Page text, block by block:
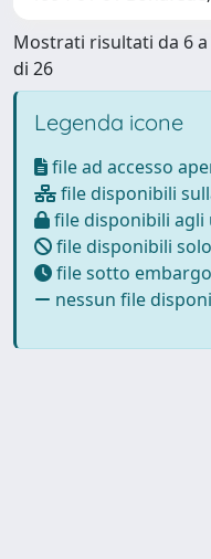
Mostrati risultati da 6 a
di 26
Legenda icone
file ad accesso
file disponibili
file disponibili
file disponibili
file sotto embargo
nessun file